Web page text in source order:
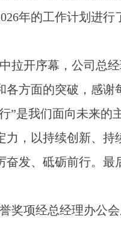
年的工作计划进
开序幕，公司总
方面的突破，感谢
”是我们面向未来的
，以持续创新、
发、砥砺前行。
奖项经总经理办公